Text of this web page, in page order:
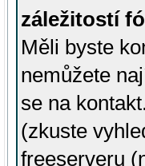
záležitostí
Měli byste
nemůžete
se na
(zkuste
freeserveru